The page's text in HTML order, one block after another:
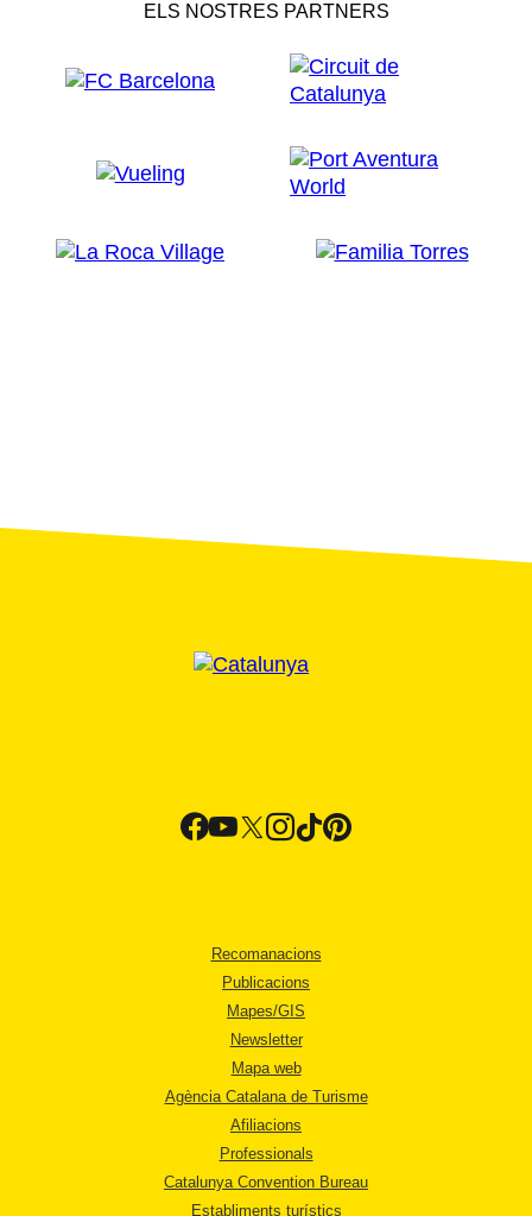
ELS NOSTRES PARTNERS
Recomanacions
Publicacions
Mapes/GIS
Newsletter
Mapa web
Agència Catalana de Turisme
Afiliacions
Professionals
Catalunya Convention Bureau
Establiments turístics